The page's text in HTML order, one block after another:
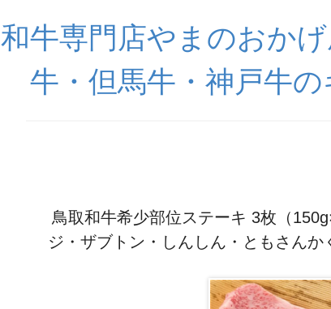
和牛専門店やまのおか
牛・但馬牛・神戸牛
鳥取和牛希少部位ステーキ 3枚（
ジ・ザブトン・しんしん・ともさん